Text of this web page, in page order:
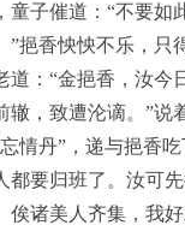
童子催道：“不要如
”挹香怏怏不乐，只
道：“金挹香，汝今
辙，致遭沦谪。”说
情丹”，递与挹香
都要归班了。汝可
俟诸美人齐集，我